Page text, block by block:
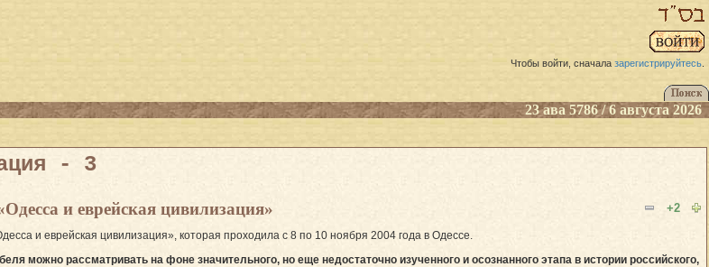
Чтобы войти, сначала зарегистрируйтесь.
23 ава 5786 / 6 августа 2026
- 3
+2
и еврейская цивилизация»
и еврейская цивилизация», которая проходила с 8 по 10 ноября 2004 года в Одессе.
можно рассматривать на фоне значительного, но еще недостаточно изученного и осознанного этапа в истории российского,